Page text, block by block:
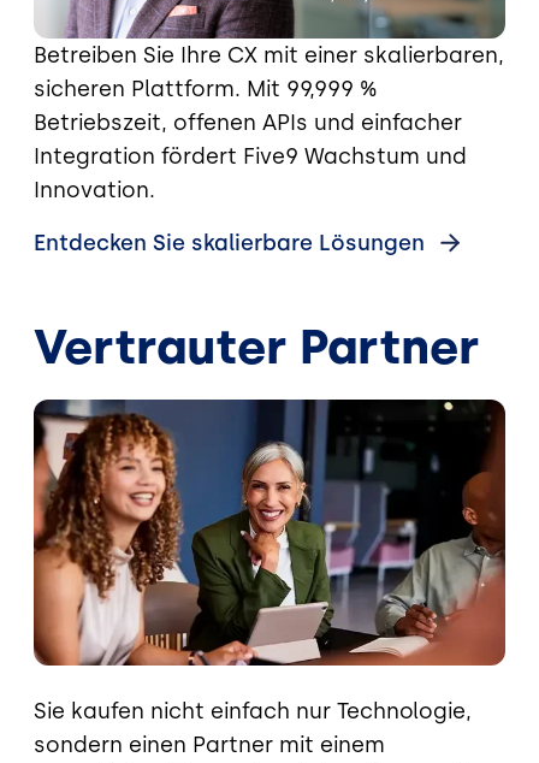
Betreiben Sie Ihre CX mit einer skalierbaren,
sicheren Plattform. Mit 99,999 %
Betriebszeit, offenen APIs und einfacher
Integration fördert Five9 Wachstum und
Innovation.
Entdecken Sie skalierbare Lösungen
Vertrauter Partner
Bild
Sie kaufen nicht einfach nur Technologie,
sondern einen Partner mit einem